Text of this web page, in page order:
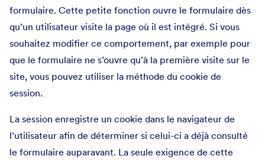
formulaire. Cette petite fonction ouvre le formulaire dès
qu’un utilisateur visite la page où il est intégré. Si vous
souhaitez modifier ce comportement, par exemple pour
que le formulaire ne s’ouvre qu’à la première visite sur le
site, vous pouvez utiliser la méthode du cookie de
session.
La session enregistre un cookie dans le navigateur de
l’utilisateur afin de déterminer si celui-ci a déjà consulté
le formulaire auparavant. La seule exigence de cette